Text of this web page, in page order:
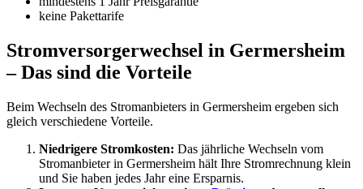
keine Pakettarife
Stromversorgerwechsel in Germersheim
– Das sind die Vorteile
Beim Wechseln des Stromanbieters in Germersheim ergeben sich
gleich verschiedene Vorteile.
Niedrigere Stromkosten: Das jährliche Wechseln vom
Stromanbieter in Germersheim hält Ihre Stromrechnung klein
und Sie haben jedes Jahr eine Ersparnis.